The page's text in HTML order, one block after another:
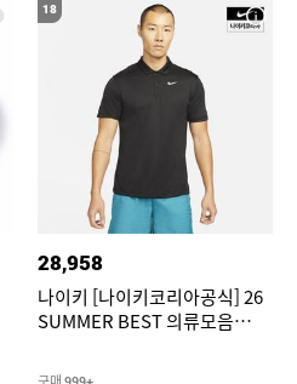
18
28,958
나이키 [나이키코리아공식] 26
SUMMER BEST 의류모음